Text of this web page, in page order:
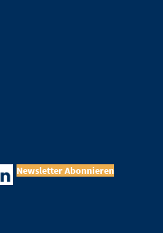
Newsletter Abonnieren